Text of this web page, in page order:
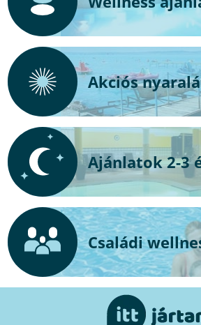
Akciós
Ajánlatok 2-3
Családi